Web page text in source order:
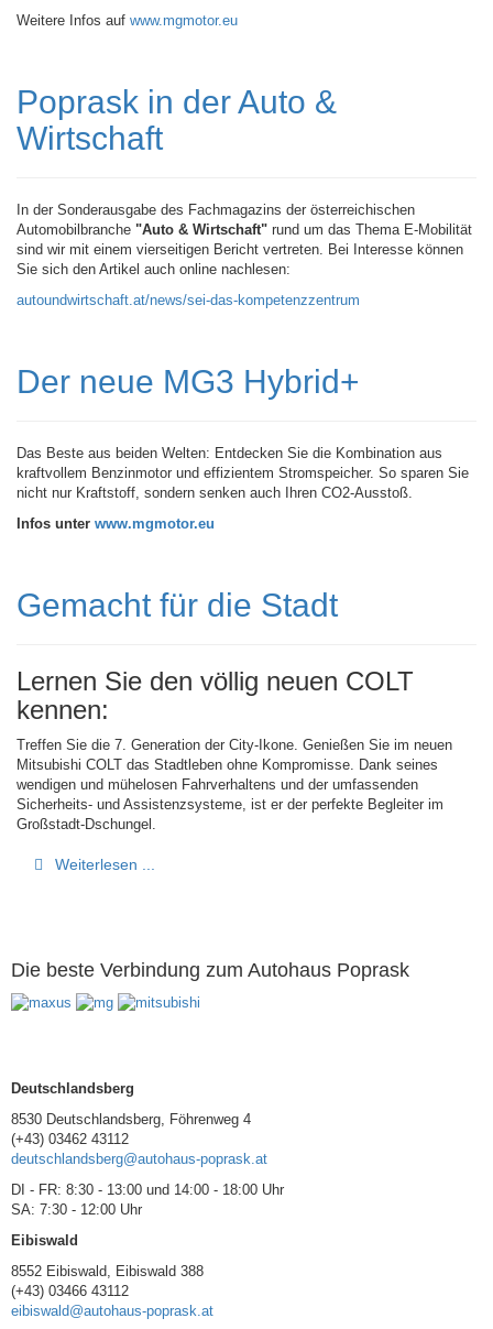
Weitere Infos auf www.mgmotor.eu
Poprask in der Auto &
Wirtschaft
In der Sonderausgabe des Fachmagazins der österreichischen
Automobilbranche "Auto & Wirtschaft" rund um das Thema E-Mobilität
sind wir mit einem vierseitigen Bericht vertreten. Bei Interesse können
Sie sich den Artikel auch online nachlesen:
autoundwirtschaft.at/news/sei-das-kompetenzzentrum
Der neue MG3 Hybrid+
Das Beste aus beiden Welten: Entdecken Sie die Kombination aus
kraftvollem Benzinmotor und effizientem Stromspeicher. So sparen Sie
nicht nur Kraftstoff, sondern senken auch Ihren CO2-Ausstoß.
Infos unter www.mgmotor.eu
Gemacht für die Stadt
Lernen Sie den völlig neuen COLT
kennen:
Treffen Sie die 7. Generation der City-Ikone. Genießen Sie im neuen
Mitsubishi COLT das Stadtleben ohne Kompromisse. Dank seines
wendigen und mühelosen Fahrverhaltens und der umfassenden
Sicherheits- und Assistenzsysteme, ist er der perfekte Begleiter im
Großstadt-Dschungel.
Weiterlesen ...
Die beste Verbindung zum Autohaus Poprask
Deutschlandsberg
8530 Deutschlandsberg, Föhrenweg 4
(+43) 03462 43112
deutschlandsberg@autohaus-poprask.at
DI - FR: 8:30 - 13:00 und 14:00 - 18:00 Uhr
SA: 7:30 - 12:00 Uhr
Eibiswald
8552 Eibiswald, Eibiswald 388
(+43) 03466 43112
eibiswald@autohaus-poprask.at